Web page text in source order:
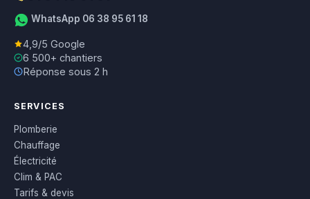
WhatsApp 06 38 95 61 18
4,9/5 Google
6 500+ chantiers
Réponse sous 2 h
SERVICES
Plomberie
Chauffage
Électricité
Clim & PAC
Tarifs & devis